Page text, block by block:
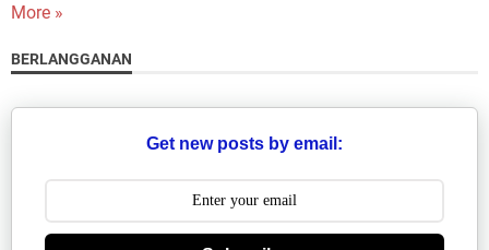
More »
BERLANGGANAN
Get new posts by email: